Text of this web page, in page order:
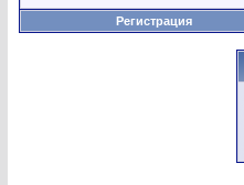
Регистрация